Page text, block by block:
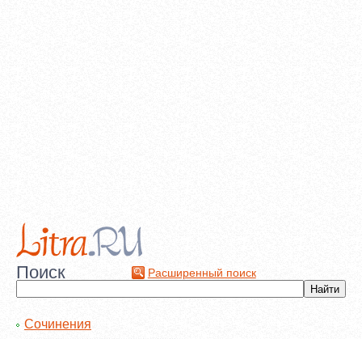
Поиск Расширенный поиск
Сочинения